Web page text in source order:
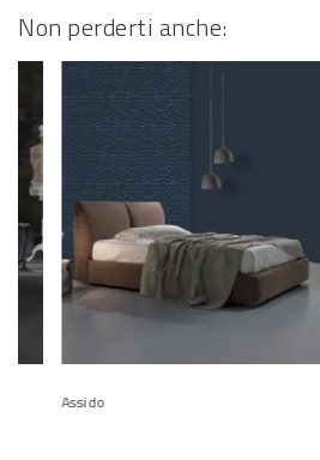
Non perderti anche:
Assido